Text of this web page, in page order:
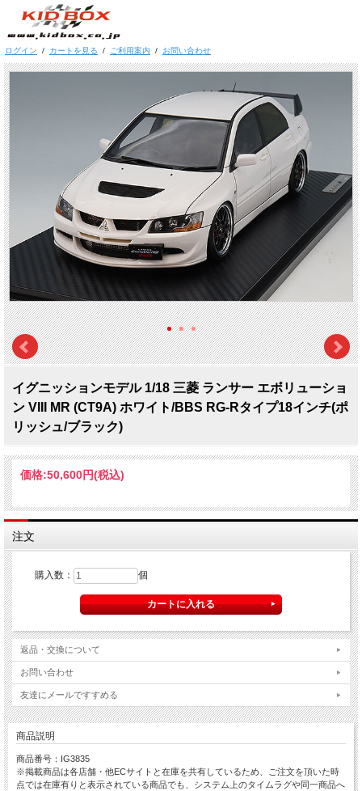
ログイン / カートを見る / ご利用案内 / お問い合わせ
イグニッションモデル 1/18 三菱 ランサー エボリューショ
ン VIII MR (CT9A) ホワイト/BBS RG-Rタイプ18インチ(ポ
リッシュ/ブラック)
価格:50,600円(税込)
注文
購入数： 個
返品・交換について
お問い合わせ
友達にメールですすめる
商品説明
商品番号：IG3835
※掲載商品は各店舗・他ECサイトと在庫を共有しているため、ご注文を頂いた時
点では在庫有りと表示されている商品でも、システム上のタイムラグや同一商品へ